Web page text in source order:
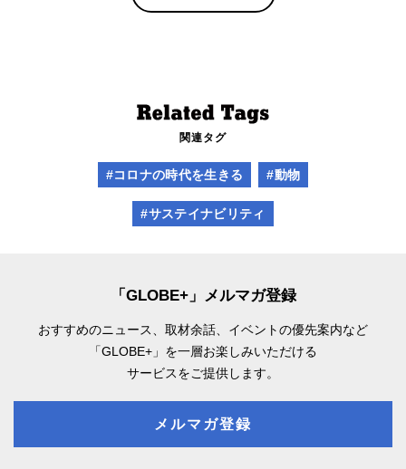
関連タグ
#コロナの時代を生きる #動物
#サステイナビリティ
「GLOBE+」メルマガ登録
おすすめのニュース、取材余話、 イベントの優先案内など
「GLOBE+」を一層お楽しみいただける
サービスをご提供します。
メルマガ登録